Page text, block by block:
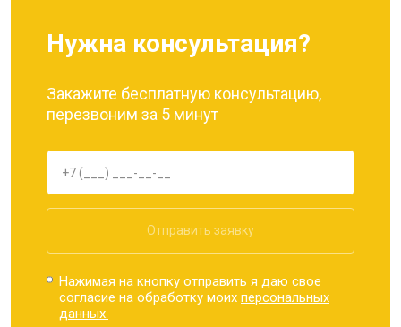
Нужна консультация?
Закажите бесплатную консультацию,
перезвоним за 5 минут
Отправить заявку
Нажимая на кнопку отправить я даю свое
согласие на обработку моихперсональных
данных.